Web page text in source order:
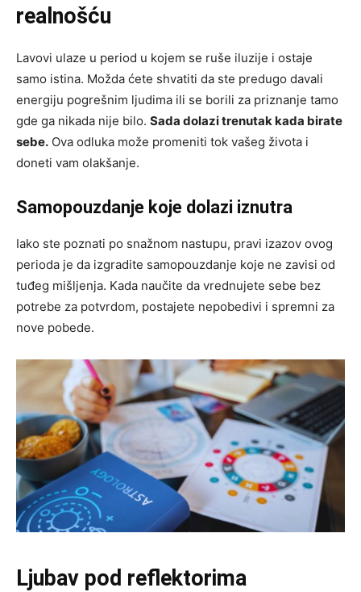
realnošću
Lavovi ulaze u period u kojem se ruše iluzije i ostaje
samo istina. Možda ćete shvatiti da ste predugo davali
energiju pogrešnim ljudima ili se borili za priznanje tamo
gde ga nikada nije bilo. Sada dolazi trenutak kada birate
sebe. Ova odluka može promeniti tok vašeg života i
doneti vam olakšanje.
Samopouzdanje koje dolazi iznutra
Iako ste poznati po snažnom nastupu, pravi izazov ovog
perioda je da izgradite samopouzdanje koje ne zavisi od
tuđeg mišljenja. Kada naučite da vrednujete sebe bez
potrebe za potvrdom, postajete nepobedivi i spremni za
nove pobede.
Ljubav pod reflektorima